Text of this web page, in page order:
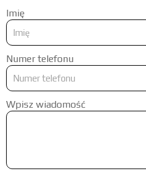
Imię
Numer telefonu
Wpisz wiadomość